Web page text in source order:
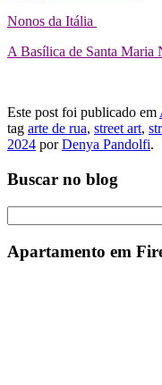
Nonos da Itália
A Basílica de Santa Maria
Este post foi publicado em
tag arte de rua, street art,
2024 porDenya Pandolfi.
Buscar no blog
por:
Apartamento em